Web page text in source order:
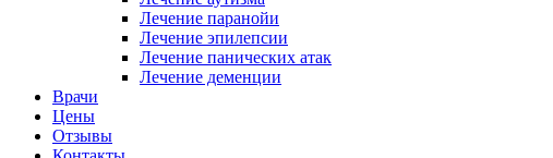
Лечение паранойи
Лечение эпилепсии
Лечение панических атак
Лечение деменции
Врачи
Цены
Отзывы